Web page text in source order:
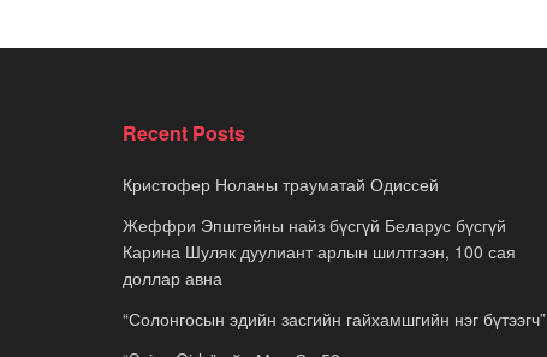
Recent Posts
Кристофер Ноланы трауматай Одиссей
Жеффри Эпштейны найз бүсгүй Беларус бүсгүй
Карина Шуляк дуулиант арлын шилтгээн, 100 сая
доллар авна
“Солонгосын эдийн засгийн гайхамшгийн нэг бүтээгч”